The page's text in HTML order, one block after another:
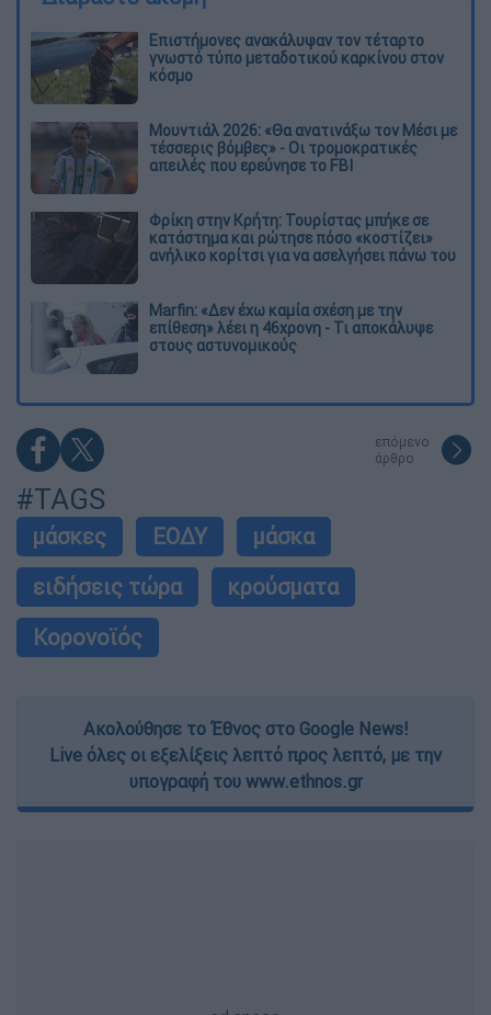
Επιστήμονες ανακάλυψαν τον τέταρτο
γνωστό τύπο μεταδοτικού καρκίνου στον
κόσμο
Μουντιάλ 2026: «Θα ανατινάξω τον Μέσι με
τέσσερις βόμβες» - Οι τρομοκρατικές
απειλές που ερεύνησε το FBI
Φρίκη στην Κρήτη: Τουρίστας μπήκε σε
κατάστημα και ρώτησε πόσο «κοστίζει»
ανήλικο κορίτσι για να ασελγήσει πάνω του
Marfin: «Δεν έχω καμία σχέση με την
επίθεση» λέει η 46χρονη - Τι αποκάλυψε
στους αστυνομικούς
επόμενο
άρθρο
#TAGS
μάσκες ΕΟΔΥ
μάσκα
ειδήσεις τώρα
κρούσματα
Κορονοϊός
Ακολούθησε το Έθνος στο Google News!
Live όλες οι εξελίξεις λεπτό προς λεπτό, με την
υπογραφή του www.ethnos.gr